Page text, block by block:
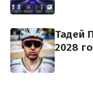
Тадей
2028